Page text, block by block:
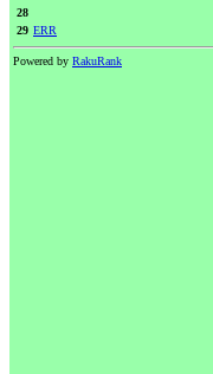
28
29 ERR
Powered by RakuRank